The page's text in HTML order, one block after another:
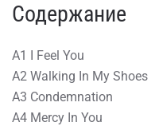
Содержание
A1 I Feel You
A2 Walking In My Shoes
A3 Condemnation
A4 Mercy In You